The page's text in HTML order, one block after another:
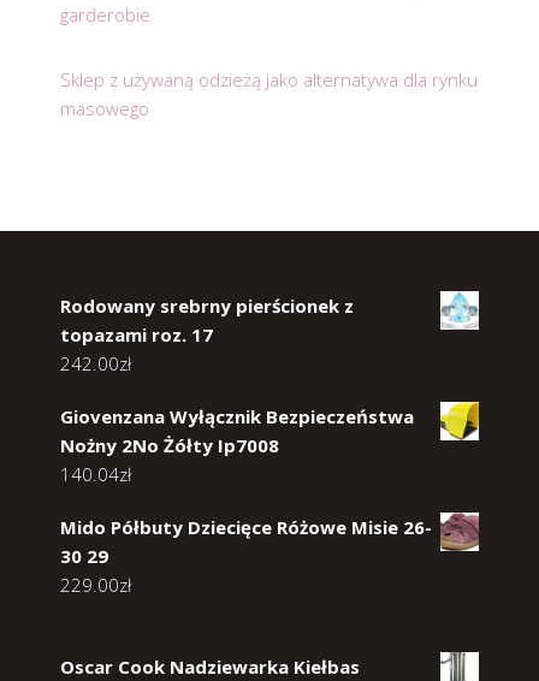
garderobie
Sklep z używaną odzieżą jako alternatywa dla rynku
masowego
Rodowany srebrny pierścionek z
topazami roz. 17
242.00zł
Giovenzana Wyłącznik Bezpieczeństwa
Nożny 2No Żółty Ip7008
140.04zł
Mido Półbuty Dziecięce Różowe Misie 26-
30 29
229.00zł
Oscar Cook Nadziewarka Kiełbas